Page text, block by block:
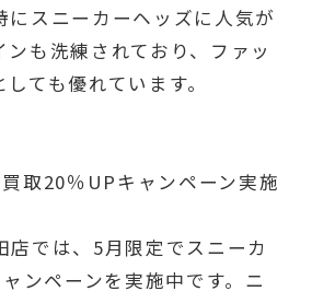
にスニーカーヘッズに人気が
ンも洗練されており、ファッ
ても優れています。
買取20％UPキャンペーン実施
店では、5月限定でスニーカ
ンペーンを実施中です。ニ